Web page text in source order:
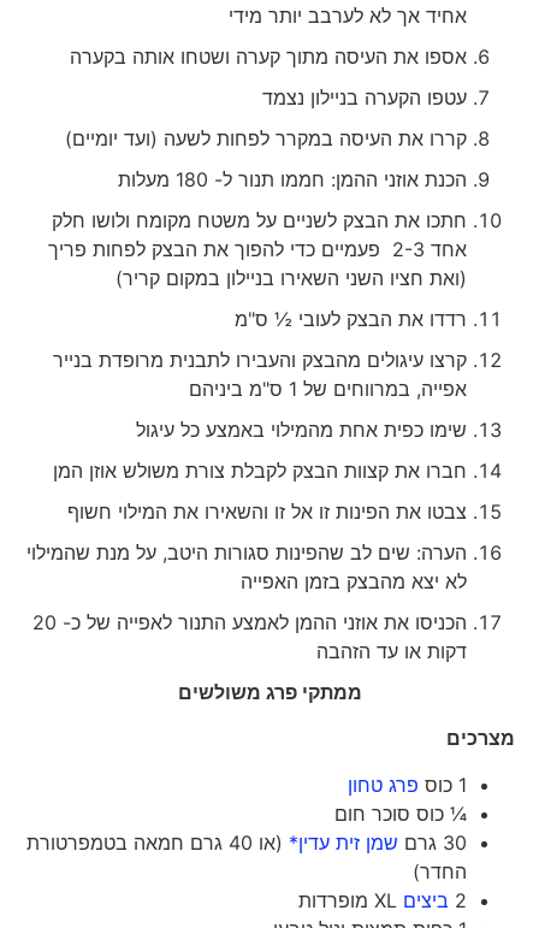
אחיד אך לא לערבב יותר מידי
אספו את העיסה מתוך קערה ושטחו אותה בקערה
עטפו הקערה בניילון נצמד
קררו את העיסה במקרר לפחות לשעה (ועד יומיים)
הכנת אוזני ההמן: חממו תנור ל- 180 מעלות
חתכו את הבצק לשניים על משטח מקומח ולושו חלק
אחד 2-3 פעמיים כדי להפוך את הבצק לפחות פריך
(ואת חציו השני השאירו בניילון במקום קריר)
רדדו את הבצק לעובי ½ ס"מ
קרצו עיגולים מהבצק והעבירו לתבנית מרופדת בנייר
אפייה, במרווחים של 1 ס"מ ביניהם
שימו כפית אחת מהמילוי באמצע כל עיגול
חברו את קצוות הבצק לקבלת צורת משולש אוזן המן
צבטו את הפינות זו אל זו והשאירו את המילוי חשוף
הערה: שים לב שהפינות סגורות היטב, על מנת שהמילוי
לא יצא מהבצק בזמן האפייה
הכניסו את אוזני ההמן לאמצע התנור לאפייה של כ- 20
דקות או עד הזהבה
ממתקי פרג משולשים
מצרכים
1 כוס
פרג טחון
¼ כוס סוכר חום
30 גרם
שמן זית עדין*
(או 40 גרם חמאה בטמפרטורת
החדר)
2
ביציםXL מופרדות